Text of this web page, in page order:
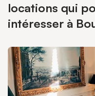
locations qui
intéresser à